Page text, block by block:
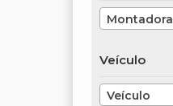
Montadora
Veículo
Veículo